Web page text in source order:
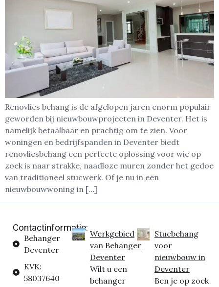
Renovlies behang is de afgelopen jaren enorm populair
geworden bij nieuwbouwprojecten in Deventer. Het is
namelijk betaalbaar en prachtig om te zien. Voor
woningen en bedrijfspanden in Deventer biedt
renovliesbehang een perfecte oplossing voor wie op
zoek is naar strakke, naadloze muren zonder het gedoe
van traditioneel stucwerk. Of je nu in een
nieuwbouwwoning in […]
Contactinformatie:
Behanger
Deventer
KVK:
58037640
Werkgebied
van Behanger
Deventer
Wilt u een
behanger
Stucbehang
voor
nieuwbouw in
Deventer
Ben je op zoek